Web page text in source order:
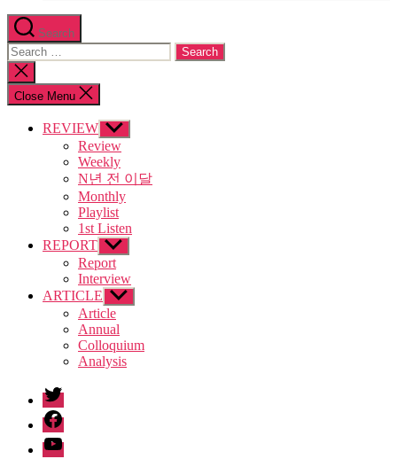
Search
Search
for:
Close
search
Close Menu
REVIEW Show
sub
menu
Review
Weekly
N년 전 이달
Monthly
Playlist
1st Listen
REPORT Show
sub
menu
Report
Interview
ARTICLE Show
sub
menu
Article
Annual
Colloquium
Analysis
twitter
facebook
Youtube